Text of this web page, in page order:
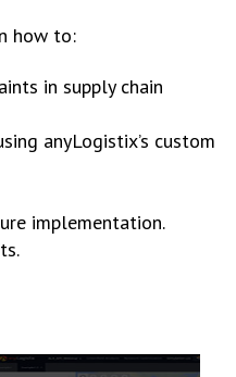
how to:
in supply chain
anyLogistix’s custom
implementation.